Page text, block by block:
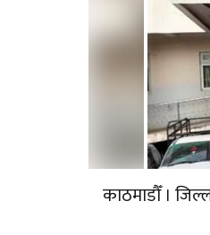
काठमाडौँ ।